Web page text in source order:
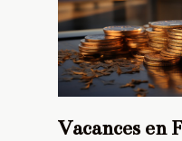
Vacances en